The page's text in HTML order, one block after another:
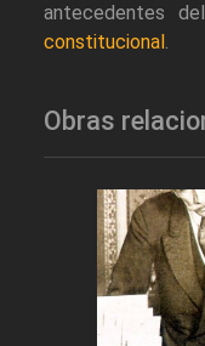
antecedentes
constitucional .
Obras